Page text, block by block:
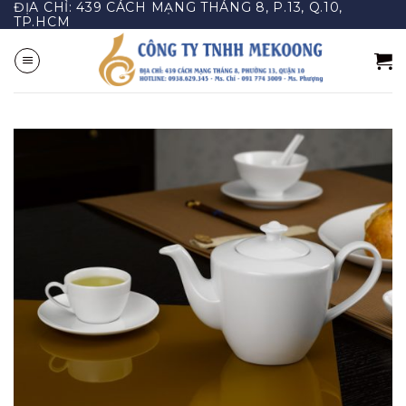
Bỏ
qua
nội
dung
ĐỊA CHỈ: 439 CÁCH MẠNG THÁNG 8, P.13, Q.10,
TP.HCM